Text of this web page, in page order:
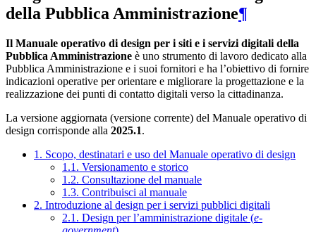
della Pubblica Amministrazione¶
Il Manuale operativo di design per i siti e i servizi digitali della
Pubblica Amministrazione è uno strumento di lavoro dedicato alla
Pubblica Amministrazione e i suoi fornitori e ha l’obiettivo di fornire
indicazioni operative per orientare e migliorare la progettazione e la
realizzazione dei punti di contatto digitali verso la cittadinanza.
La versione aggiornata (versione corrente) del Manuale operativo di
design corrisponde alla 2025.1.
1. Scopo, destinatari e uso del Manuale operativo di design
1.1. Versionamento e storico
1.2. Consultazione del manuale
1.3. Contribuisci al manuale
2. Introduzione al design per i servizi pubblici digitali
2.1. Design per l’amministrazione digitale (e-